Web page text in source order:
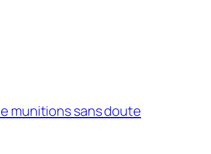
munitions sans doute